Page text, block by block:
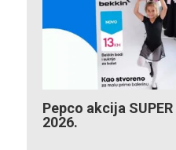
Pepco akcija
2026.